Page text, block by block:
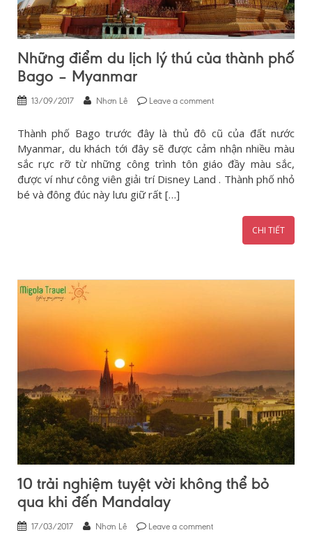
Những điểm du lịch lý thú của thành phố
Bago – Myanmar
13/09/2017 Nhơn Lê Leave a comment
Thành phố Bago trước đây là thủ đô cũ của đất nước
Myanmar, du khách tới đây sẽ được cảm nhận nhiều màu
sắc rực rỡ từ những công trình tôn giáo đầy màu sắc,
được ví như công viên giải trí Disney Land . Thành phố nhỏ
bé và đông đúc này lưu giữ rất […]
CHI TIẾT
10 trải nghiệm tuyệt vời không thể bỏ
qua khi đến Mandalay
17/03/2017 Nhơn Lê Leave a comment